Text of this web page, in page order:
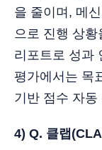
을 줄이며, 메
으로 진행 상
리포트로 성과
평가에서는 목
기반 점수 자
4) Q. 클랩